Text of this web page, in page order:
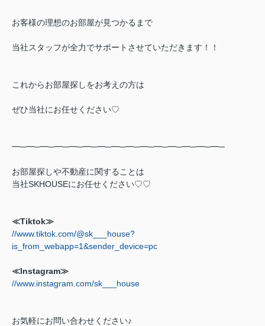
お客様の理想のお部屋が見つかるまで
当社スタッフが全力でサポートさせていただきます！！
これからお部屋探しをお考えの方は
ぜひ当社にお任せください♡
━─━─━─━─━─━─━─━─━─━─━─━─━─━─━─
お部屋探しや不動産に関することは
当社SKHOUSEにお任せください♡♡
≪Tiktok≫
//www.tiktok.com/@sk___house?
is_from_webapp=1&sender_device=pc
≪Instagram≫
//www.instagram.com/sk___house
お気軽にお問い合わせください♪